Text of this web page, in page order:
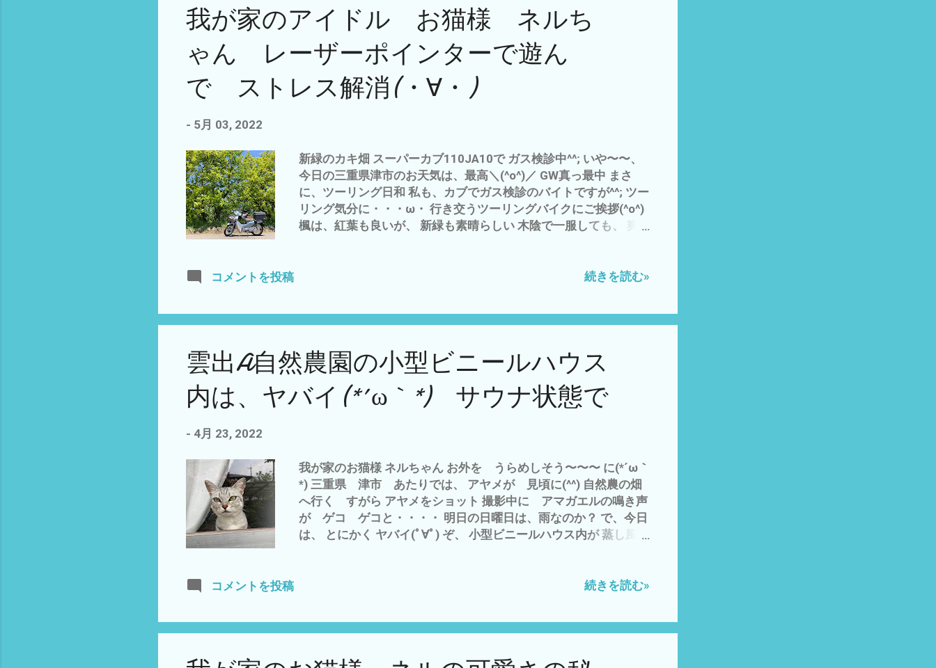
ません https...
て、 草マルチで、カバー それを、全て1人 人力だけで(*´ω｀*)
つまり、 有機＋自然農＋密植＝コンパニオンプランツ（ネギ・ニ
ラ・ニンニク・タマネギ） の畝作りを 今年から、徐々に構築？
する 予定でございます。 追伸、 只今、帰ってきたら、 我が家
のアイドル ネルちゃんが・・・・・・ いない？ ネルちゃん お
気に入りの ペンギンの座布団？ どこへ？ と 探したら、 あ
ろが 好きなようです^^; でも〜〜〜 隠れるのも 好き なようです
(*´ω｀*)
我が家のアイドル お猫様 ネルち
ゃん レーザーポインターで遊ん
で ストレス解消(・∀・)
- 5月 03, 2022
新緑のカキ畑 スーパーカブ110JA10で ガス検診中^^; いや〜〜、
今日の三重県津市のお天気は、最高＼(^o^)／ GW真っ最中 まさ
に、ツーリング日和 私も、カブでガス検診のバイトですが^^; ツー
リング気分に・・・ω・ 行き交うツーリングバイクにご挨拶(^o^)
楓は、紅葉も良いが、 新緑も素晴らしい 木陰で一服しても、 爽
せ、連日の送迎＋ガス検診のダブルバイト なので^^; おかげさま
我が家のアイドル お猫様 ネルちゃんの アスレチック＋ストレス
う(*´ω｀*) 結構、 猛獣です ^^; 飽きたので、 レーザーポインター
で 遊ぶ(´・ω・｀) ⚠決して 目に直接照射は、しないよう 気をつ
けて下さい ネコちゃん専用なら、 お安くあるようです^^; 疲れた
ようで、 給水タイム・ω・ https://youtu.be/nWtJ4W8JvBk 追伸
フモフ系では、 無いのですが(´・ω・｀)
コメントを投稿 続きを読む»
雲出A自然農園の小型ビニールハウス
内は、ヤバイ(*´ω｀*) サウナ状態で
- 4月 23, 2022
我が家のお猫様 ネルちゃん お外を うらめしそう〜〜〜 に(*´ω｀
*) 三重県 津市 あたりでは、 アヤメが 見頃に(^^) 自然農の畑
へ行く すがら アヤメをショット 撮影中に アマガエルの鳴き声
が ゲコ ゲコと・・・・ 明日の日曜日は、雨なのか？ で、今日
は、 とにかく ヤバイ(ﾟ∀ﾟ) ぞ、 小型ビニールハウス内が 蒸し風呂
の最高気温の維持時間が・・・・・・ たぶん、日の出ともに、グ
は、 サウナ状態 ^^; なので、 明日は、雨との予報、 まして、 明
コメントを投稿 続きを読む»